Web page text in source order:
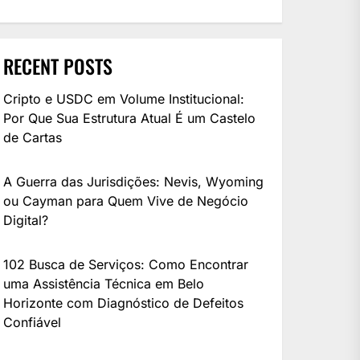
RECENT POSTS
Cripto e USDC em Volume Institucional:
Por Que Sua Estrutura Atual É um Castelo
de Cartas
A Guerra das Jurisdições: Nevis, Wyoming
ou Cayman para Quem Vive de Negócio
Digital?
102 Busca de Serviços: Como Encontrar
uma Assistência Técnica em Belo
Horizonte com Diagnóstico de Defeitos
Confiável